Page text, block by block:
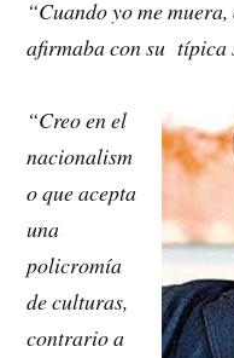
“Cuando yo me
afirmaba con su
“Creo en el
nacionalism
o que acepta
una
policromía
de culturas,
contrario a